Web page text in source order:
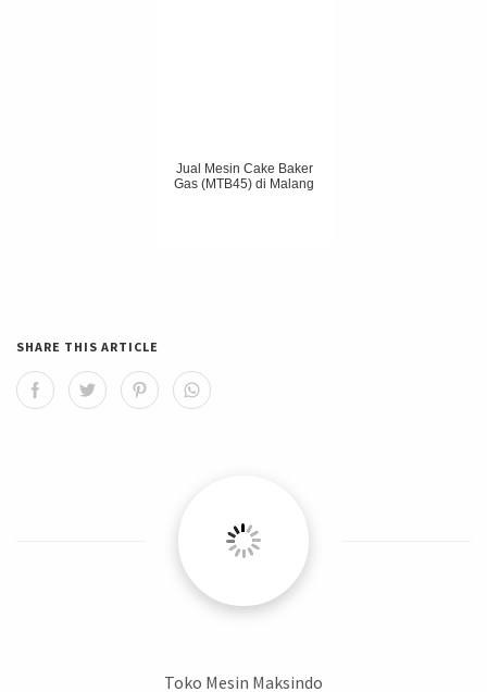
Jual Mesin Cake Baker
Gas (MTB45) di Malang
SHARE THIS ARTICLE
Toko Mesin Maksindo